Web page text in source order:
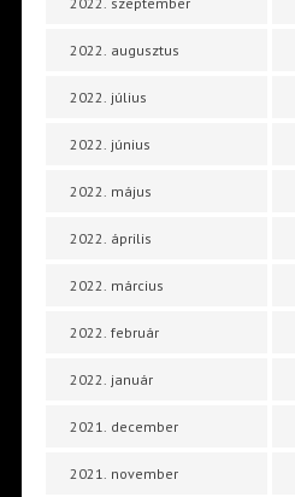
2022. augusztus
2022. július
2022. június
2022. május
2022. április
2022. március
2022. február
2022. január
2021. december
2021. november